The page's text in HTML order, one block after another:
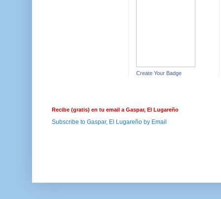
Create Your Badge
Recibe (gratis) en tu email a Gaspar, El Lugareño
Subscribe to Gaspar, El Lugareño by Email